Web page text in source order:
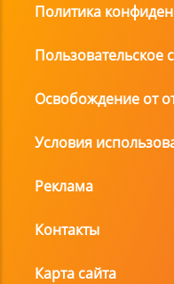
Политика
Пользовательское
Освобождение от
Условия
Реклама
Контакты
Карта сайта